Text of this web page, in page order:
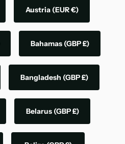
Austria (EUR €)
Bahamas (GBP £)
Bangladesh (GBP £)
Belarus (GBP £)